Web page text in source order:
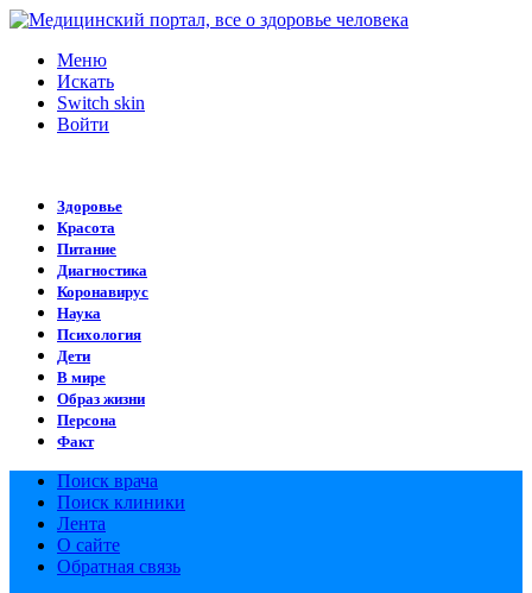
Меню
Искать
Switch skin
Войти
Здоровье
Красота
Питание
Диагностика
Коронавирус
Наука
Психология
Дети
В мире
Образ жизни
Персона
Факт
Поиск врача
Поиск клиники
Лента
О сайте
Обратная связь